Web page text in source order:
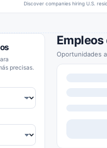
Discover companies hiring U.S.
precisas.
Oportunidades